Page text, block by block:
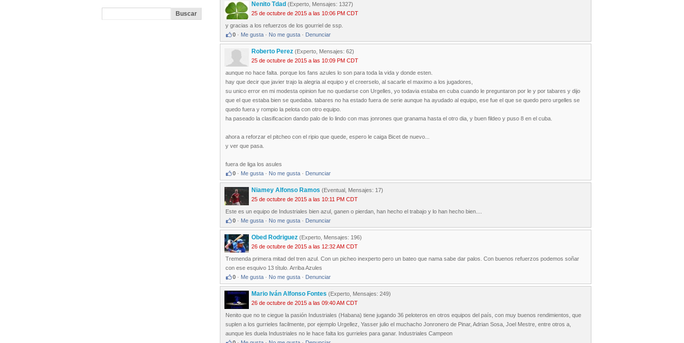
Nenito Tdad (Experto, Mensajes: 1327)
25 de octubre de 2015 a las 10:06 PM CDT
y gracias a los refuerzos de los gourriel de ssp.
0 · Me gusta · No me gusta · Denunciar
Roberto Perez (Experto, Mensajes: 62)
25 de octubre de 2015 a las 10:09 PM CDT
aunque no hace falta. porque los fans azules lo son para toda la vida y donde esten.
hay que decir que javier trajo la alegria al equipo y el creerselo, al sacarle el maximo a los jugadores,
su unico error en mi modesta opinion fue no quedarse con Urgelles, yo todavia estaba en cuba cuando le preguntaron por le y por tabares y dijo
que el que estaba bien se quedaba. tabares no ha estado fuera de serie aunque ha ayudado al equipo, ese fue el que se quedo pero urgelles se
quedo fuera y rompio la pelota con otro equipo.
ha paseado la clasificacion dando palo de lo lindo con mas jonrones que granama hasta el otro dia, y buen fildeo y puso 8 en el cuba.
ahora a reforzar el pitcheo con el ripio que quede, espero le caiga Bicet de nuevo...
y ver que pasa.
fuera de liga los asules
0 · Me gusta · No me gusta · Denunciar
Niamey Alfonso Ramos (Eventual, Mensajes: 17)
25 de octubre de 2015 a las 10:11 PM CDT
Este es un equipo de Industriales bien azul, ganen o pierdan, han hecho el trabajo y lo han hecho bien....
0 · Me gusta · No me gusta · Denunciar
Obed Rodriguez (Experto, Mensajes: 196)
26 de octubre de 2015 a las 12:32 AM CDT
Tremenda primera mitad del tren azul. Con un picheo inexperto pero un bateo que nama sabe dar palos. Con buenos refuerzos podemos soñar
con ese esquivo 13 título. Arriba Azules
0 · Me gusta · No me gusta · Denunciar
Mario Iván Alfonso Fontes (Experto, Mensajes: 249)
26 de octubre de 2015 a las 09:40 AM CDT
Nenito que no te ciegue la pasión Industriales (Habana) tiene jugando 36 peloteros en otros equipos del país, con muy buenos rendimientos, que
suplen a los gurrieles facilmente, por ejemplo Urgellez, Yasser julio el muchacho Jonronero de Pinar, Adrian Sosa, Joel Mestre, entre otros a,
aunque les duela Industriales no le hace falta los gurrieles para ganar. Industriales Campeon